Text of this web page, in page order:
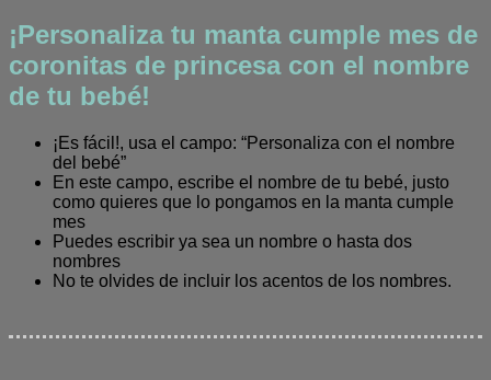
¡Personaliza tu manta cumple mes de
coronitas de princesa con el nombre
de tu bebé!
¡Es fácil!, usa el campo: “Personaliza con el nombre
del bebé”
En este campo, escribe el nombre de tu bebé, justo
como quieres que lo pongamos en la manta cumple
mes
Puedes escribir ya sea un nombre o hasta dos
nombres
No te olvides de incluir los acentos de los nombres.